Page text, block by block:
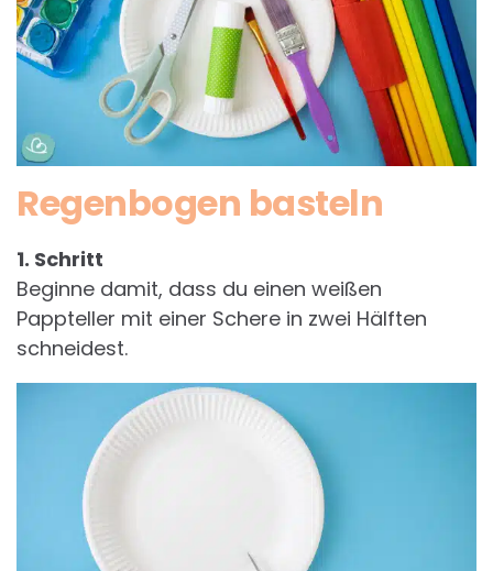
Regenbogen basteln
1. Schritt
Beginne damit, dass du einen weißen
Pappteller mit einer Schere in zwei Hälften
schneidest.